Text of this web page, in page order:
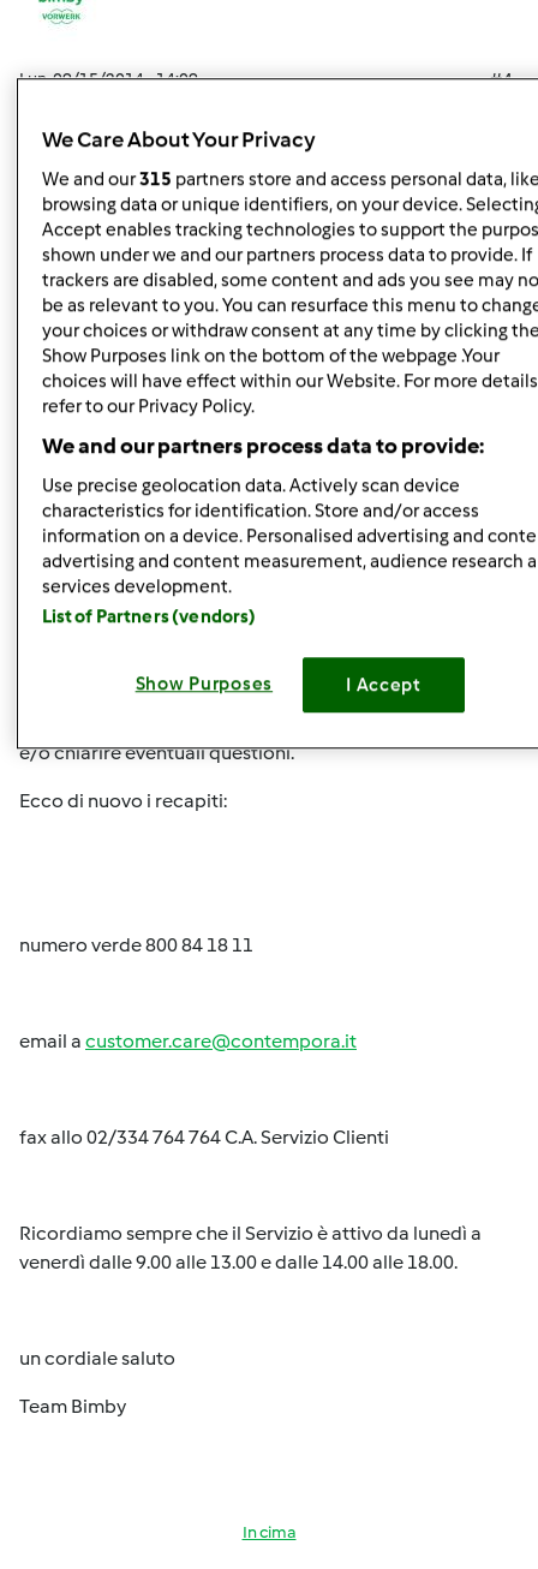
Lun, 09/15/2014 - 14:09
#4
Buongiorno
mi accodo alle per quelle persone (che come me...)
hanno pagato (in contanti...) il Bimby al 08/08 ricevuto il
giorno 29/08 (nessun ritardo per pratica finanziamento...)
e scoprire che dopo solo 1 settimana il prodotto è fuori
produzione!!!!! Questa secondo me è una pliticaaziendale
scorretta sono solo servito a pulire i fondi di
magazzino.....NON CREDO CHE FARO' UNA BUONA
PUBBLICITA' ALLA VOSTRA AZIENDA. C'erano tutte le
possibilità per avvertire in forma privata o almeno far
capire che era il caso di temporeggiare non credoche il
TM 5 è entrato in produzione il giorno successivo al
lancio...... saluti Villani Francesco
Buon pomeriggio FrancescoV,
contatto con il Servizio Clienti.
e/o chiarire eventuali questioni.
Ecco di nuovo i recapiti:
numero verde 800 84 18 11
email a customer.care@contempora.it
fax allo 02/334 764 764 C.A. Servizio Clienti
Ricordiamo sempre che il Servizio è attivo da lunedì a
venerdì dalle 9.00 alle 13.00 e dalle 14.00 alle 18.00.
un cordiale saluto
Team Bimby
In cima
We Care About Your Privacy
We and our315 partners store and access personal data,
browsing data or unique identifiers, on your device.
Accept enables tracking technologies to support the
shown under we and our partners process data to provide. If
trackers are disabled, some content and ads you see may
be as relevant to you. You can resurface this menu to
your choices or withdraw consent at any time by clicking
Show Purposes link on the bottom of the webpage .Your
choices will have effect within our Website. For more
refer to our Privacy Policy.
We and our partners process data to provide:
Use precise geolocation data. Actively scan device
characteristics for identification. Store and/or access
information on a device. Personalised advertising and
advertising and content measurement, audience research
services development.
List of Partners (vendors)
Show Purposes I Accept